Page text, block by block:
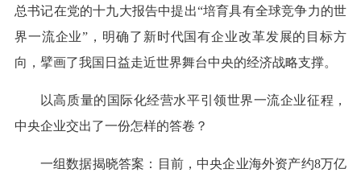
总书记在党的十九大报告中提出“培育具有全球竞争力的世
界一流企业”，明确了新时代国有企业改革发展的目标方
向，擘画了我国日益走近世界舞台中央的经济战略支撑。
以高质量的国际化经营水平引领世界一流企业征程，
中央企业交出了一份怎样的答卷？
一组数据揭晓答案：目前，中央企业海外资产约8万亿